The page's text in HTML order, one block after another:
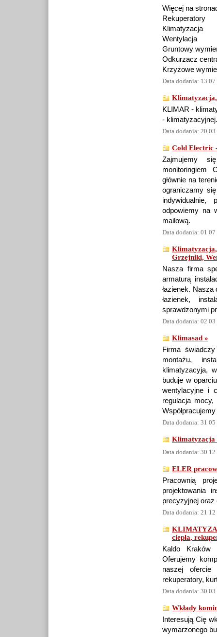
Więcej na
Rekuperatory
Klimatyzacja
Wentylacja
Gruntowy
Odkurzacz
Krzyżowe
Data dodania: 13
KLIMAR -
- klimatyzacyjnej.
Data dodania: 20
Cold Electric
Zajmujemy
monitoringiem
głównie na
ograniczamy
indywidualnie,
odpowiemy na
mailową.
Data dodania: 01
Klimatyzacja,
Grzejniki,
Nasza firma
armaturą
łazienek.
łazienek,
sprawdzonymi
Data dodania: 02
Klimasad »
Firma
montażu,
klimatyzacyja,
buduje w
wentylacyjne i
regulacja mocy,
Data dodania: 31
Klimatyzacja
Data dodania: 30
ELER
Pracownią
projektowania
precyzyjnej oraz
Data dodania: 21
ciepła,
Kaldo Kraków
Oferujemy
naszej ofercie
rekuperatory,
Data dodania: 30
Wkłady
Interesują Cię
wymarzonego